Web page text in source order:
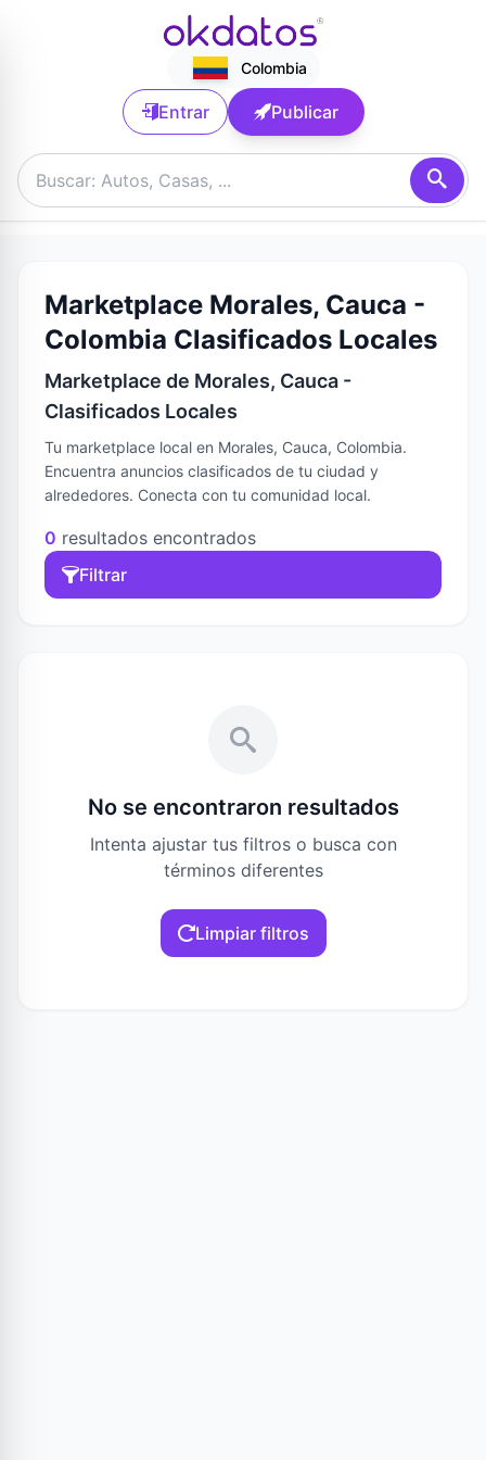
Colombia
Entrar Publicar
Marketplace Morales, Cauca -
Colombia Clasificados Locales
Marketplace de Morales, Cauca -
Clasificados Locales
Tu marketplace local en Morales, Cauca, Colombia.
Encuentra anuncios clasificados de tu ciudad y
alrededores. Conecta con tu comunidad local.
0 resultados encontrados
Filtrar
No se encontraron resultados
Intenta ajustar tus filtros o busca con
términos diferentes
Limpiar filtros